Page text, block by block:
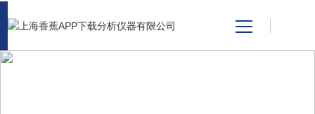
关于香蕉APP下载